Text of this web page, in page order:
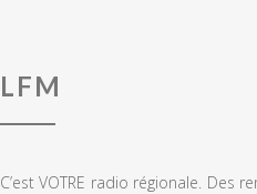
LFM
C’est VOTRE radio régionale. Des